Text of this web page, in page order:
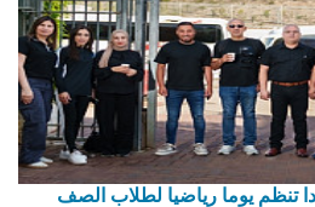
تنظم يوما رياضيا لطلاب الصف